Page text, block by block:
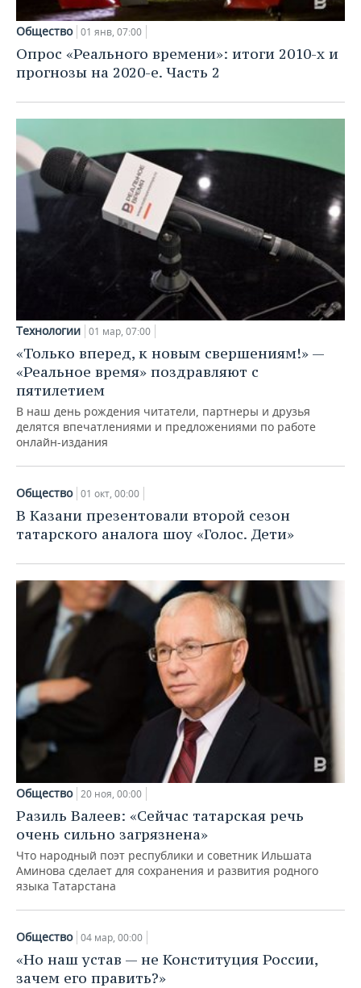
Общество 01 янв, 07:00
Опрос «Реального времени»: итоги 2010-х и
прогнозы на 2020-е. Часть 2
Технологии 01 мар, 07:00
«Только вперед, к новым свершениям!» —
«Реальное время» поздравляют с
пятилетием
В наш день рождения читатели, партнеры и друзья
делятся впечатлениями и предложениями по работе
онлайн-издания
Общество 01 окт, 00:00
В Казани презентовали второй сезон
татарского аналога шоу «Голос. Дети»
Общество 20 ноя, 00:00
Разиль Валеев: «Сейчас татарская речь
очень сильно загрязнена»
Что народный поэт республики и советник Ильшата
Аминова сделает для сохранения и развития родного
языка Татарстана
Общество 04 мар, 00:00
«Но наш устав — не Конституция России,
зачем его править?»